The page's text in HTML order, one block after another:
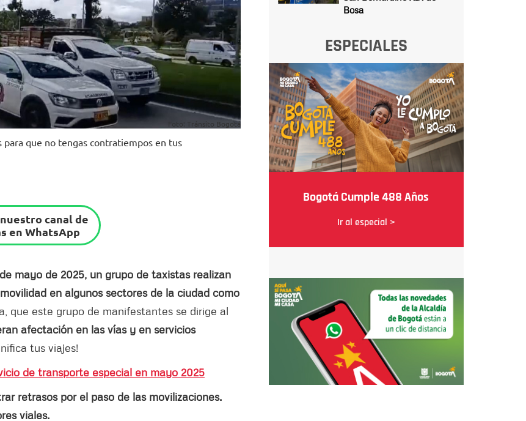
Foto: Tránsito Bogotá
para que no tengas contratiempos en tus
canal de
en WhatsApp
mayo de 2025, un grupo de taxistas realizan
en algunos sectores de la ciudad como
que este grupo de manifestantes se dirige al
afectación en las vías y en servicios
tus viajes!
de transporte especial en mayo 2025
retrasos por el paso de las movilizaciones.
viales.
Bosa
ESPECIALES
Bogotá Cumple 488 Años
Ir al especial >